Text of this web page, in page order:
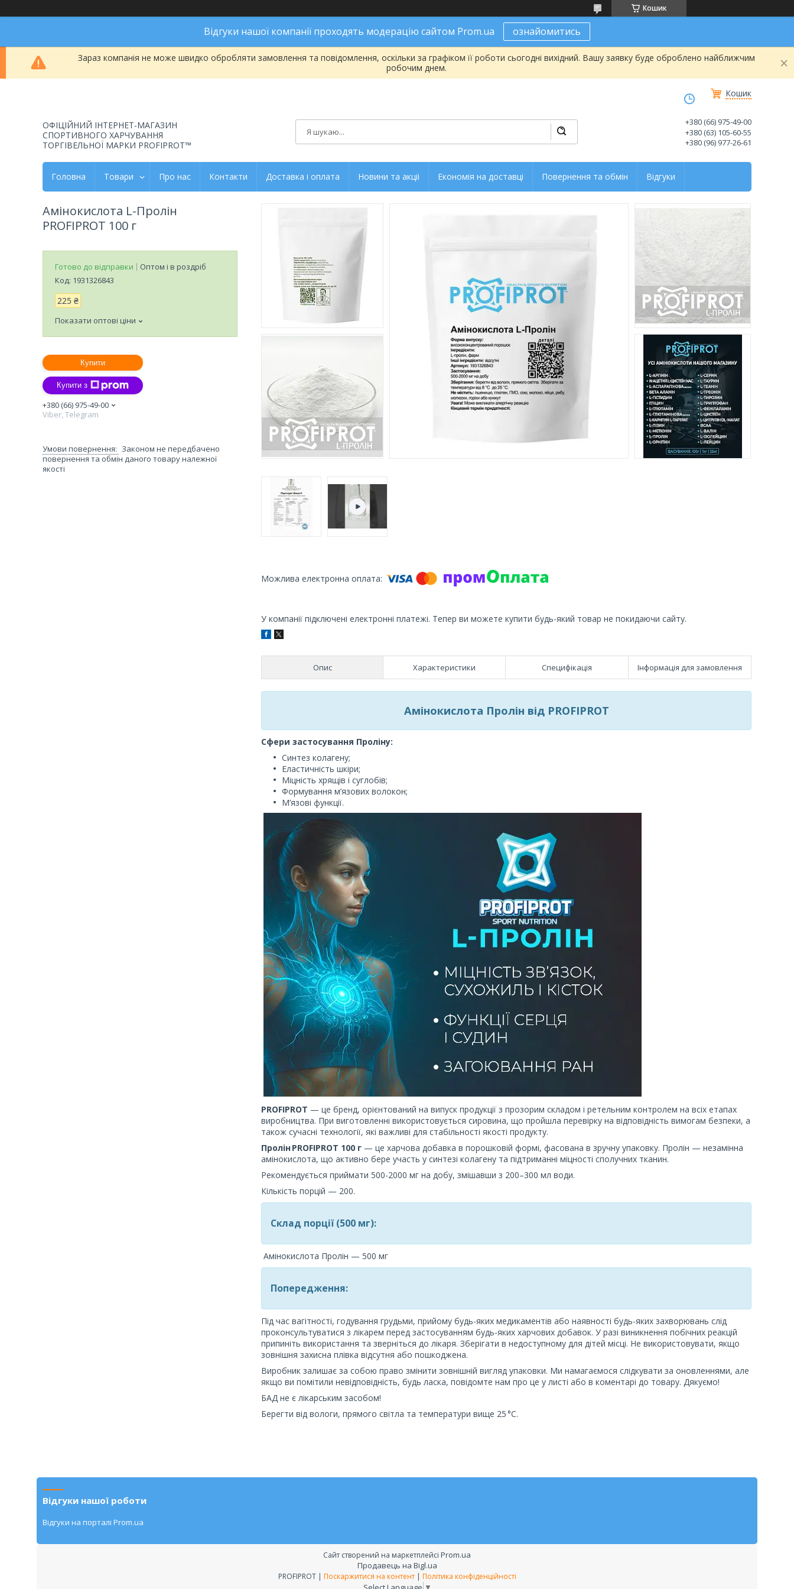
Кошик
Відгуки нашої компанії проходять модерацію сайтом Prom.ua ознайомитись
Зараз компанія не може швидко обробляти замовлення та повідомлення, оскільки за графіком її роботи сьогодні вихідний. Вашу заявку буде оброблено найближчим
робочим днем.
Кошик
ОФІЦІЙНИЙ ІНТЕРНЕТ-МАГАЗИН
СПОРТИВНОГО ХАРЧУВАННЯ
ТОРГІВЕЛЬНОЇ МАРКИ PROFIPROT™
+380 (66) 975-49-00
+380 (63) 105-60-55
+380 (96) 977-26-61
Головна Товари Про нас Контакти Доставка і оплата Новини та акціі Економія на доставці Повернення та обмін Відгуки
У компанії підключені електронні платежі. Тепер ви можете купити будь-який товар не покидаючи сайту.
Опис Характеристики Специфікація Інформація для замовлення
Амінокислота Пролін від PROFIPROT
Сфери застосування Проліну:
Синтез колагену;
Еластичність шкіри;
Міцність хрящів і суглобів;
Формування м’язових волокон;
М’язові функції.
PROFIPROT — це бренд, орієнтований на випуск продукції з прозорим складом і ретельним контролем на всіх етапах
виробництва. При виготовленні використовується сировина, що пройшла перевірку на відповідність вимогам безпеки, а
також сучасні технології, які важливі для стабільності якості продукту.
Пролін PROFIPROT 100 г — це харчова добавка в порошковій формі, фасована в зручну упаковку. Пролін — незамінна
амінокислота, що активно бере участь у синтезі колагену та підтриманні міцності сполучних тканин.
Рекомендується приймати 500-2000 мг на добу, змішавши з 200–300 мл води.
Кількість порцій — 200.
Склад порції (500 мг):
Амінокислота Пролін — 500 мг
Попередження:
Під час вагітності, годування грудьми, прийому будь-яких медикаментів або наявності будь-яких захворювань слід
проконсультуватися з лікарем перед застосуванням будь-яких харчових добавок. У разі виникнення побічних реакцій
припиніть використання та зверніться до лікаря. Зберігати в недоступному для дітей місці. Не використовувати, якщо
зовнішня захисна плівка відсутня або пошкоджена.
Виробник залишає за собою право змінити зовнішній вигляд упаковки. Ми намагаємося слідкувати за оновленнями, але
якщо ви помітили невідповідність, будь ласка, повідомте нам про це у листі або в коментарі до товару. Дякуємо!
БАД не є лікарським засобом!
Берегти від вологи, прямого світла та температури вище 25 °C.
Амінокислота L-Пролін
PROFIPROT 100 г
Готово до відправки
Оптом і в роздріб
Код: 1931326843
225 ₴
Показати оптові ціни
Купити
Купити з
+380 (66) 975-49-00
Viber, Telegram
Законом не передбачено
повернення та обмін даного товару належної
якості
Відгуки нашої роботи
Відгуки на порталі Prom.ua
Сайт створений на маркетплейсі Prom.ua
Продавець на Bigl.ua
PROFIPROT | Поскаржитися на контент | Політика конфіденційності